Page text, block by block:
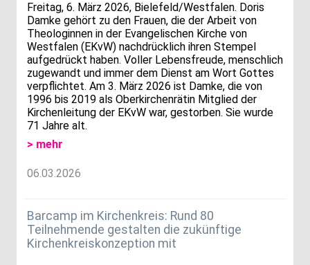
Freitag, 6. März 2026, Bielefeld/Westfalen. Doris
Damke gehört zu den Frauen, die der Arbeit von
Theologinnen in der Evangelischen Kirche von
Westfalen (EKvW) nachdrücklich ihren Stempel
aufgedrückt haben. Voller Lebensfreude, menschlich
zugewandt und immer dem Dienst am Wort Gottes
verpflichtet. Am 3. März 2026 ist Damke, die von
1996 bis 2019 als Oberkirchenrätin Mitglied der
Kirchenleitung der EKvW war, gestorben. Sie wurde
71 Jahre alt.
> mehr
06.03.2026
Barcamp im Kirchenkreis: Rund 80
Teilnehmende gestalten die zukünftige
Kirchenkreiskonzeption mit